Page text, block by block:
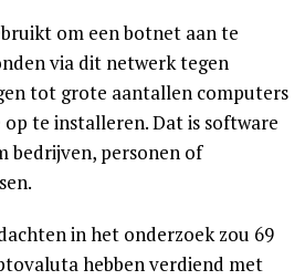
om een botnet aan te
via dit netwerk tegen
tot grote aantallen computers
te installeren. Dat is software
bedrijven, personen of
in het onderzoek zou 69
hebben verdiend met